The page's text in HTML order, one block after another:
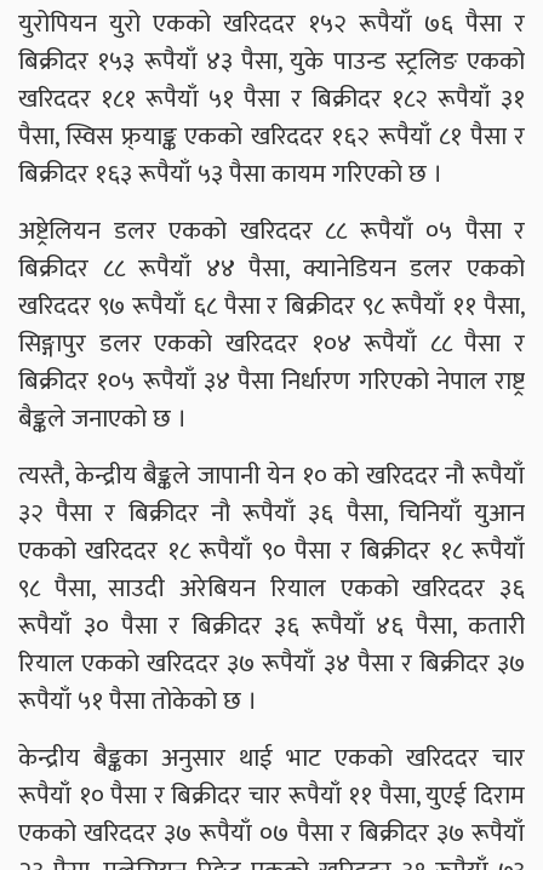
युरोपियन युरो एकको खरिददर १५२ रूपैयाँ ७६ पैसा र
बिक्रीदर १५३ रूपैयाँ ४३ पैसा, युके पाउन्ड स्ट्रलिङ एकको
खरिददर १८१ रूपैयाँ ५१ पैसा र बिक्रीदर १८२ रूपैयाँ ३१
पैसा, स्विस फ्र्याङ्क एकको खरिददर १६२ रूपैयाँ ८१ पैसा र
बिक्रीदर १६३ रूपैयाँ ५३ पैसा कायम गरिएको छ ।
अष्ट्रेलियन डलर एकको खरिददर ८८ रूपैयाँ ०५ पैसा र
बिक्रीदर ८८ रूपैयाँ ४४ पैसा, क्यानेडियन डलर एकको
खरिददर ९७ रूपैयाँ ६८ पैसा र बिक्रीदर ९८ रूपैयाँ ११ पैसा,
सिङ्गापुर डलर एकको खरिददर १०४ रूपैयाँ ८८ पैसा र
बिक्रीदर १०५ रूपैयाँ ३४ पैसा निर्धारण गरिएको नेपाल राष्ट्र
बैङ्कले जनाएको छ ।
त्यस्तै, केन्द्रीय बैङ्कले जापानी येन १० को खरिददर नौ रूपैयाँ
३२ पैसा र बिक्रीदर नौ रूपैयाँ ३६ पैसा, चिनियाँ युआन
एकको खरिददर १८ रूपैयाँ ९० पैसा र बिक्रीदर १८ रूपैयाँ
९८ पैसा, साउदी अरेबियन रियाल एकको खरिददर ३६
रूपैयाँ ३० पैसा र बिक्रीदर ३६ रूपैयाँ ४६ पैसा, कतारी
रियाल एकको खरिददर ३७ रूपैयाँ ३४ पैसा र बिक्रीदर ३७
रूपैयाँ ५१ पैसा तोकेको छ ।
केन्द्रीय बैङ्कका अनुसार थाई भाट एकको खरिददर चार
रूपैयाँ १० पैसा र बिक्रीदर चार रूपैयाँ ११ पैसा, युएई दिराम
एकको खरिददर ३७ रूपैयाँ ०७ पैसा र बिक्रीदर ३७ रूपैयाँ